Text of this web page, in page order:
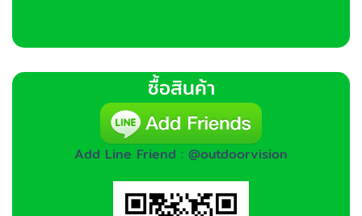
ซื้อสินค้า
Add Line Friend : @outdoorvision